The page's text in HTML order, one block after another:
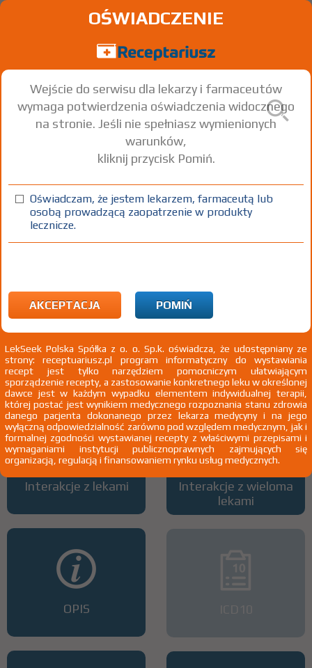
® Lutein Forte
Lutein + Minerals + Vitamins
tabl. 30 szt. Doustnie
100%
Wszystkie dawki leku
Interakcje z lekami
OPIS
ATC
Interakcje z wieloma
lekami
OŚWIADCZENIE
Wejście do serwisu dla lekarzy i farmaceutów
wymaga potwierdzenia oświadczenia widocznego
na stronie. Jeśli nie spełniasz wymienionych
warunków,
kliknij przycisk Pomiń.
Oświadczam, że jestem lekarzem, farmaceutą lub
osobą prowadzącą zaopatrzenie w produkty
lecznicze.
AKCEPTACJA POMIŃ
LekSeek Polska Spółka z o. o. Sp.k. oświadcza, że udostępniany ze
strony: receptuariusz.pl program informatyczny do wystawiania
recept jest tylko narzędziem pomocniczym ułatwiającym
sporządzenie recepty, a zastosowanie konkretnego leku w określonej
dawce jest w każdym wypadku elementem indywidualnej terapii,
której postać jest wynikiem medycznego rozpoznania stanu zdrowia
danego pacjenta dokonanego przez lekarza medycyny i na jego
wyłączną odpowiedzialność zarówno pod względem medycznym, jak i
formalnej zgodności wystawianej recepty z właściwymi przepisami i
wymaganiami instytucji publicznoprawnych zajmujących się
organizacją, regulacją i finansowaniem rynku usług medycznych.